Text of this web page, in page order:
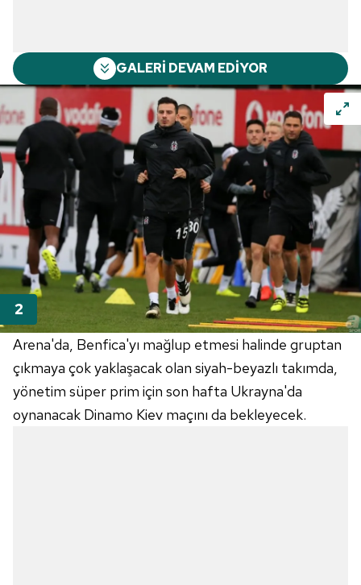
GALERİ DEVAM EDİYOR
Arena'da, Benfica'yı mağlup etmesi halinde gruptan
çıkmaya çok yaklaşacak olan siyah-beyazlı takımda,
yönetim süper prim için son hafta Ukrayna'da
oynanacak Dinamo Kiev maçını da bekleyecek.